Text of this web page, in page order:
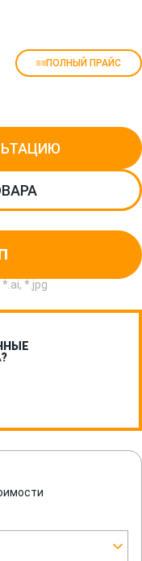
ПОЛНЫЙ ПРАЙС
*.jpg